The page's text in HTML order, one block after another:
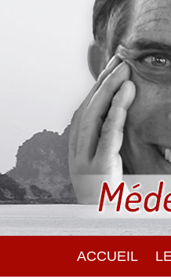
ACCUEIL